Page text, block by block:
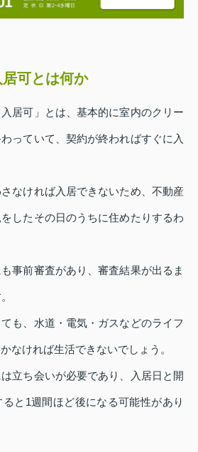
可とは何か
居可」とは、基本的に室内のクリー
っていて、契約が終わればすぐに入
なければ入居できないため、不動産
したその日のうちに住めたりするわ
事前審査があり、審査結果が出るま
も、水道・電気・ガスなどのライフ
なければ生活できないでしょう。
立ち会いが必要であり、入居日と開
と1週間ほど後になる可能性があり